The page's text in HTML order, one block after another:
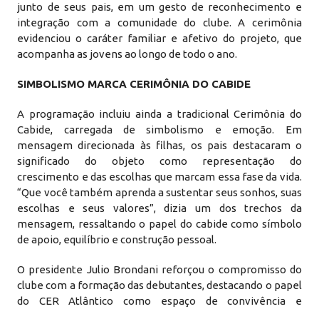
junto de seus pais, em um gesto de reconhecimento e
integração com a comunidade do clube. A cerimônia
evidenciou o caráter familiar e afetivo do projeto, que
acompanha as jovens ao longo de todo o ano.
SIMBOLISMO MARCA CERIMÔNIA DO CABIDE
A programação incluiu ainda a tradicional Cerimônia do
Cabide, carregada de simbolismo e emoção. Em
mensagem direcionada às filhas, os pais destacaram o
significado do objeto como representação do
crescimento e das escolhas que marcam essa fase da vida.
“Que você também aprenda a sustentar seus sonhos, suas
escolhas e seus valores”, dizia um dos trechos da
mensagem, ressaltando o papel do cabide como símbolo
de apoio, equilíbrio e construção pessoal.
O presidente Julio Brondani reforçou o compromisso do
clube com a formação das debutantes, destacando o papel
do CER Atlântico como espaço de convivência e